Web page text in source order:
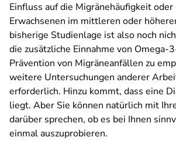
Einfluss auf die Migränehäufigkeit
Erwachsenen im mittleren oder
bisherige Studienlage ist also noch
die zusätzliche Einnahme von Omega-
Prävention von Migräneanfällen zu
weitere Untersuchungen anderer
erforderlich. Hinzu kommt, dass eine
liegt. Aber Sie können natürlich mit
darüber sprechen, ob es bei Ihnen
einmal auszuprobieren.